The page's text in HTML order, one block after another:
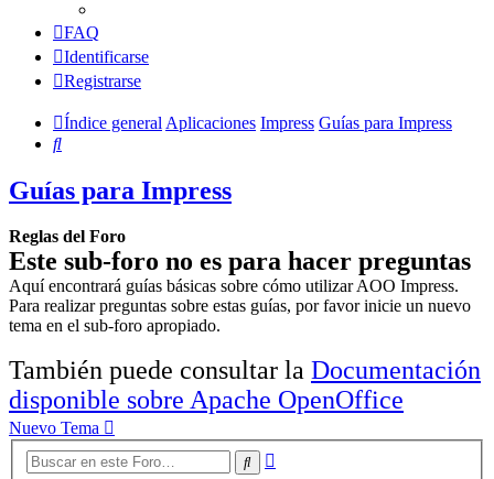
FAQ
Identificarse
Registrarse
Índice general Aplicaciones Impress Guías para Impress
Buscar
Guías para Impress
Reglas del Foro
Este sub-foro no es para hacer preguntas
Aquí encontrará guías básicas sobre cómo utilizar AOO Impress.
Para realizar preguntas sobre estas guías, por favor inicie un nuevo
tema en el sub-foro apropiado.
También puede consultar la Documentación
disponible sobre Apache OpenOffice
Nuevo Tema
Buscar